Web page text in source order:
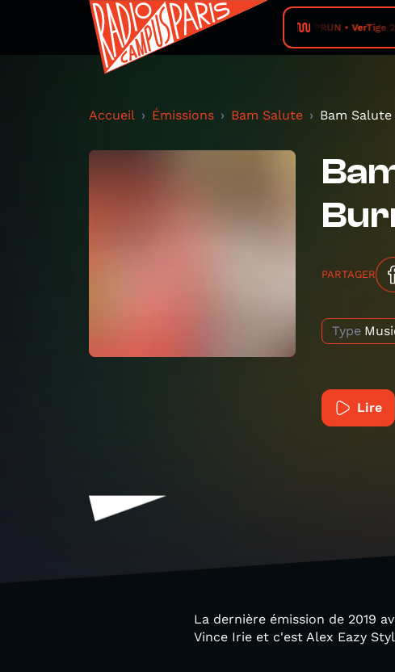
RADIO PRUN • VerTige
Accueil Émissions Bam Salute Bam
PARTAGER
Type
Lire
La dernière émission de 2019
Vince Irie et c'est Alex Eazy